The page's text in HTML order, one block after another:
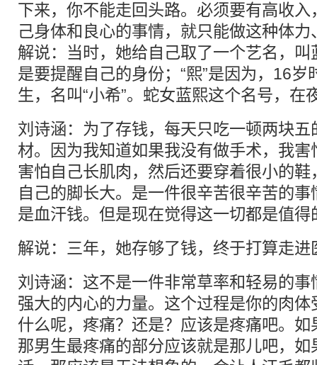
下来，你不能走回头路。必须要有高收
己身体和良心的事情，就只能做这种体
解说：当时，她给自己取了一个艺名，叫
是要提醒自己的身份；“熙”是因为，16
生，名叫“小希”。蛇女蓝熙这个名号，在
刘诗涵：为了存钱，每天只吃一顿两块
材。因为我知道如果我没有做手术，我
害怕自己长肌肉，然后还要穿着很小的
自己的脚长大。是一件很辛苦很辛苦的
是血汗钱。但是现在觉得这一切都是值得
解说：三年，她存够了钱，终于打算走进
刘诗涵：这不是一件非常草率和轻易的
强大的内心的力量。这个过程是你的肉
什么呢，疼痛？还是？应该是疼痛吧。
那男生最疼痛的部分应该就是那儿吧，